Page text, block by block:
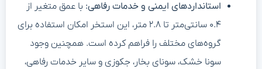
استانداردهای ایمنی و خدمات رفاهی: با عمق متغیر از
۰.۴ سانتی‌متر تا ۲.۸ متر، این استخر امکان استفاده برای
گروه‌های مختلف را فراهم کرده است. همچنین وجود
سونا خشک، سونای بخار، جکوزی و سایر خدمات رفاهی،